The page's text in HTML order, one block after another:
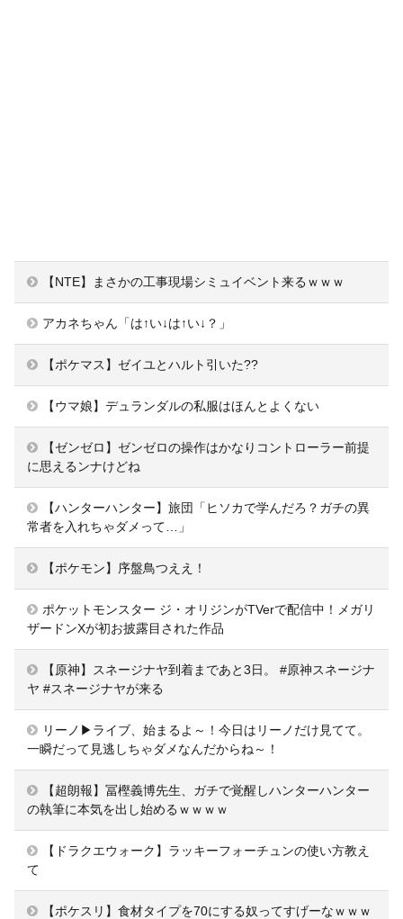
【NTE】まさかの工事現場シミュイベント来るｗｗｗ
アカネちゃん「は↑い↓は↑い↓？」
【ポケマス】ゼイユとハルト引いた??
【ウマ娘】デュランダルの私服はほんとよくない
【ゼンゼロ】ゼンゼロの操作はかなりコントローラー前提
に思えるンナけどね
【ハンターハンター】旅団「ヒソカで学んだろ？ガチの異
常者を入れちゃダメって…」
【ポケモン】序盤鳥つええ！
ポケットモンスター ジ・オリジンがTVerで配信中！メガリ
ザードンXが初お披露目された作品
【原神】スネージナヤ到着まであと3日。 #原神スネージナ
ヤ #スネージナヤが来る
リーノ▶ライブ、始まるよ～！今日はリーノだけ見てて。
一瞬だって見逃しちゃダメなんだからね～！
【超朗報】冨樫義博先生、ガチで覚醒しハンターハンター
の執筆に本気を出し始めるｗｗｗｗ
【ドラクエウォーク】ラッキーフォーチュンの使い方教え
て
【ポケスリ】食材タイプを70にする奴ってすげーなｗｗｗ